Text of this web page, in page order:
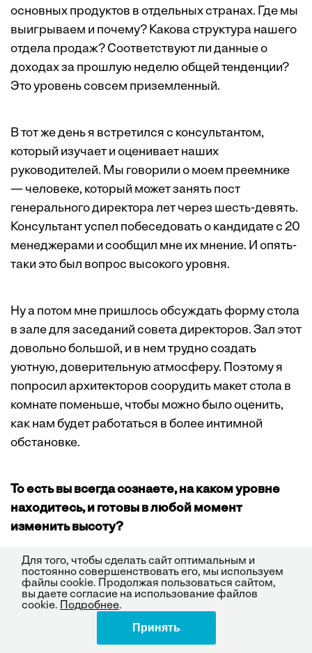
основных продуктов в отдельных странах. Где мы
выигрываем и почему? Какова структура нашего
отдела продаж? Соответствуют ли данные о
доходах за прошлую неделю общей тенденции?
Это уровень совсем приземленный.
В тот же день я встретился с консультантом,
который изучает и оценивает наших
руководителей. Мы говорили о моем преемнике
— человеке, который может занять пост
генерального директора лет через шесть-девять.
Консультант успел побеседовать о кандидате с 20
менеджерами и сообщил мне их мнение. И опять-
таки это был вопрос высокого уровня.
Ну а потом мне пришлось обсуждать форму стола
в зале для заседаний совета директоров. Зал этот
довольно большой, и в нем трудно создать
уютную, доверительную атмосферу. Поэтому я
попросил архитекторов соорудить макет стола в
комнате поменьше, чтобы можно было оценить,
как нам будет работаться в более интимной
обстановке.
То есть вы всегда сознаете, на каком уровне
находитесь, и готовы в любой момент
изменить высоту?
Да, но каждый раз приходится выбирать, на каком
из трех направлений сконцентрироваться.
Первый — это контекст (все, что касается миссии
компании, надежд, ценностей и ее положения
лидера отрасли), определяющий лицо компании;
Для того, чтобы сделать сайт оптимальным и
постоянно совершенствовать его, мы используем
файлы cookie. Продолжая пользоваться сайтом,
вы даете согласие на использование файлов
cookie.
Подробнее.
Принять